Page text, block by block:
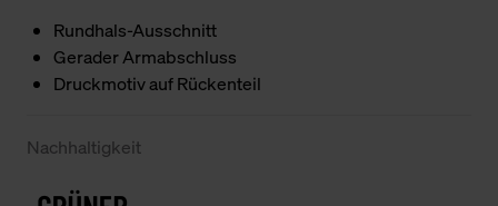
Rundhals-Ausschnitt
Gerader Armabschluss
Druckmotiv auf Rückenteil
Nachhaltigkeit